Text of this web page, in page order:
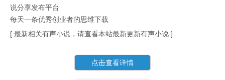
说分享发布平台
每天一条优秀创业者的思维下载
[ 最新相关有声小说，请查看本站最新更新有声小说 ]
点击查看详情